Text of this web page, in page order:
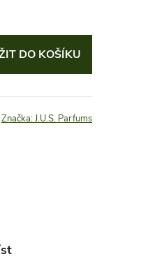
DO KOŠÍKU
Značka:J.U.S. Parfums